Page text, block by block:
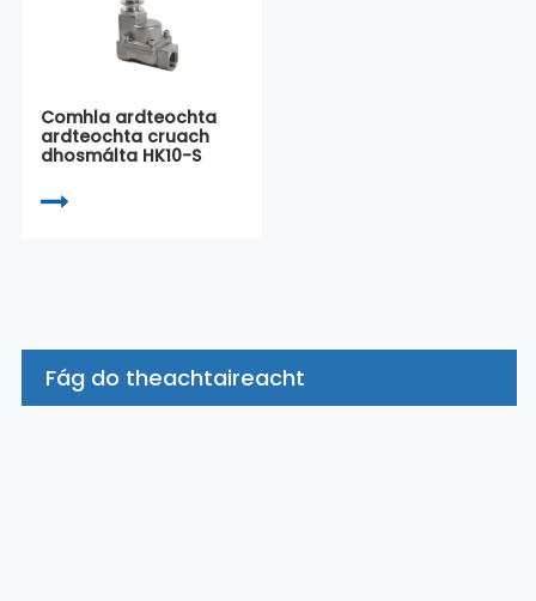
Comhla ardteochta
ardteochta cruach
dhosmálta HK10-S
Fág do theachtaireacht